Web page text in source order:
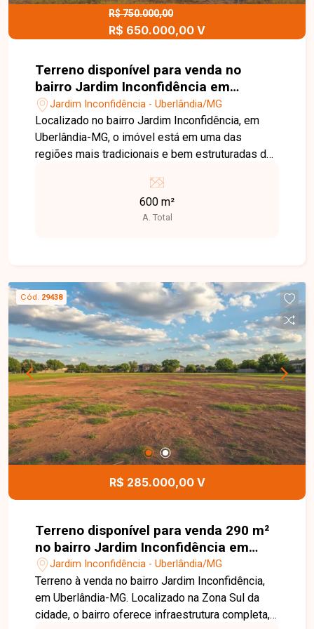
R$ 750.000,00
R$ 650.000,00 V
Terreno disponível para venda no
bairro Jardim Inconfidência em
Uberlândia-MG
Jardim Inconfidência - Uberlândia/MG
Localizado no bairro Jardim Inconfidência, em
Uberlândia-MG, o imóvel está em uma das
regiões mais tradicionais e bem estruturadas da
ao transporte coletivo e proximidade a
universidades, hospitais e centros comerciais. O
bairro oferece praticidade, mobilidade e alta
comerciais, localizado em área valorizada e com
ótima infraestrutura urbana. Condomínio não se
aplica. Uma excelente oportunidade para investir
ou construir em uma região consolidada e com
grande potencial de valorização. Entre em contato
para mais informações e agende uma visita!
Disponibilidade e valores sujeitos a alteração.
Imagem ilustrativa.
600 m²
A. Total
Cód. 29438
R$ 285.000,00 V
Terreno disponível para venda 290 m²
no bairro Jardim Inconfidência em
Uberlândia-MG
Jardim Inconfidência - Uberlândia/MG
Terreno à venda no bairro Jardim Inconfidência,
em Uberlândia-MG. Localizado na Zona Sul da
cidade, o bairro oferece infraestrutura completa,